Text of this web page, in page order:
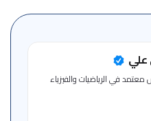
علي
في الرياضيات والفيزياء